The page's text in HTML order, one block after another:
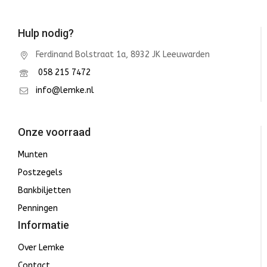
Hulp nodig?
Ferdinand Bolstraat 1a, 8932 JK Leeuwarden
058 215 7472
info@lemke.nl
Onze voorraad
Munten
Postzegels
Bankbiljetten
Penningen
Informatie
Over Lemke